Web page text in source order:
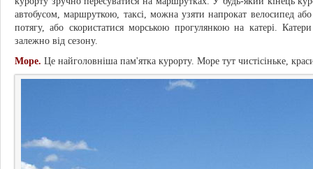
автобусом, маршруткою, таксі, можна узяти напрокат велосипед
потягу, або скористатися морською прогулянкою на катері.
залежно від сезону.
Море. Це найголовніша пам'ятка курорту. Море тут чистісіньке,